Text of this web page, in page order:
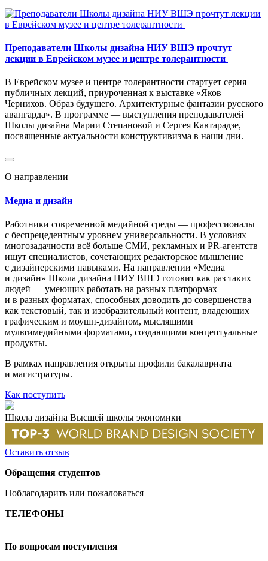
Преподаватели Школы дизайна НИУ ВШЭ прочтут
лекции в Еврейском музее и центре толерантности
В Еврейском музее и центре толерантности стартует серия
публичных лекций, приуроченная к выставке «Яков
Чернихов. Образ будущего. Архитектурные фантазии русского
авангарда». В программе — выступления преподавателей
Школы дизайна Марии Степановой и Сергея Кавтарадзе,
посвященные актуальности конструктивизма в наши дни.
О направлении
Медиа и дизайн
Работники современной медийной среды — профессионалы
с беспрецедентным уровнем универсальности. В условиях
многозадачности всё больше СМИ, рекламных и PR-агентств
ищут специалистов, сочетающих редакторское мышление
с дизайнерскими навыками. На направлении «Медиа
и дизайн» Школа дизайна НИУ ВШЭ готовит как раз таких
людей — умеющих работать на разных платформах
и в разных форматах, способных доводить до совершенства
как текстовый, так и изобразительный контент, владеющих
графическим и моушн-дизайном, мыслящими
мультимедийными форматами, создающими концептуальные
продукты.
В рамках направления открыты профили бакалавриата
и магистратуры.
Как поступить
Школа дизайна Высшей школы экономики
Оставить отзыв
Обращения студентов
Поблагодарить или пожаловаться
ТЕЛЕФОНЫ
По вопросам поступления